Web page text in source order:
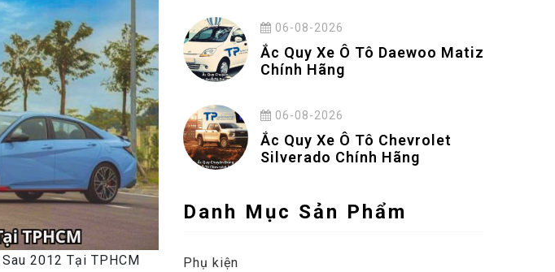
2012 Tại TPHCM
06-08-2026
Ắc Quy Xe Ô Tô Daewoo Matiz
Chính Hãng
06-08-2026
Ắc Quy Xe Ô Tô Chevrolet
Silverado Chính Hãng
Danh Mục Sản Phẩm
Phụ kiện